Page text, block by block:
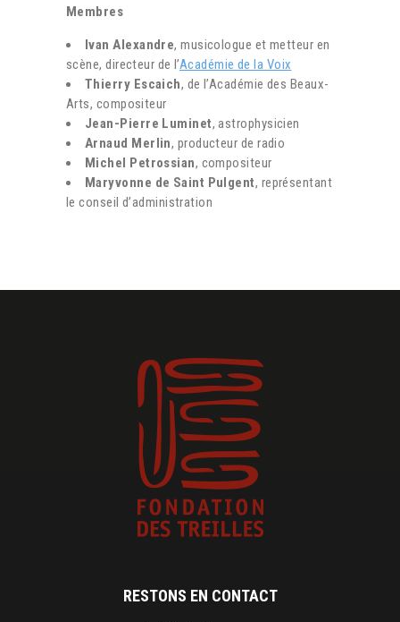
Membres
Ivan Alexandre, musicologue et metteur en
scène, directeur de l’Académie de la Voix
Thierry Escaich, de l’Académie des Beaux-
Arts, compositeur
Jean-Pierre Luminet, astrophysicien
Arnaud Merlin, producteur de radio
Michel Petrossian, compositeur
Maryvonne de Saint Pulgent, représentant
le conseil d’administration
RESTONS EN CONTACT